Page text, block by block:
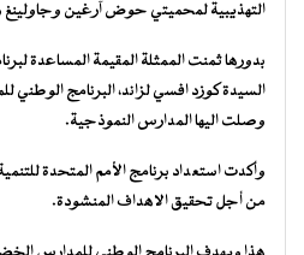
التهذيبية لمحميتي حوض آرغين وجاولينغ
بدورها ثمنت الممثلة المقيمة المساعدة
السيدة كوزد افسي لزاند، البرنامج الوطني
وصلت اليها المدارس النموذجية.
وأكدت استعداد برنامج الأمم المتحدة
من أجل تحقيق الاهداف المنشودة.